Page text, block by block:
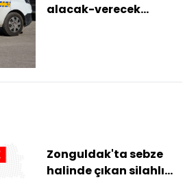
alacak-verecek
Zonguldak'ta sebze
halinde çıkan silahlı